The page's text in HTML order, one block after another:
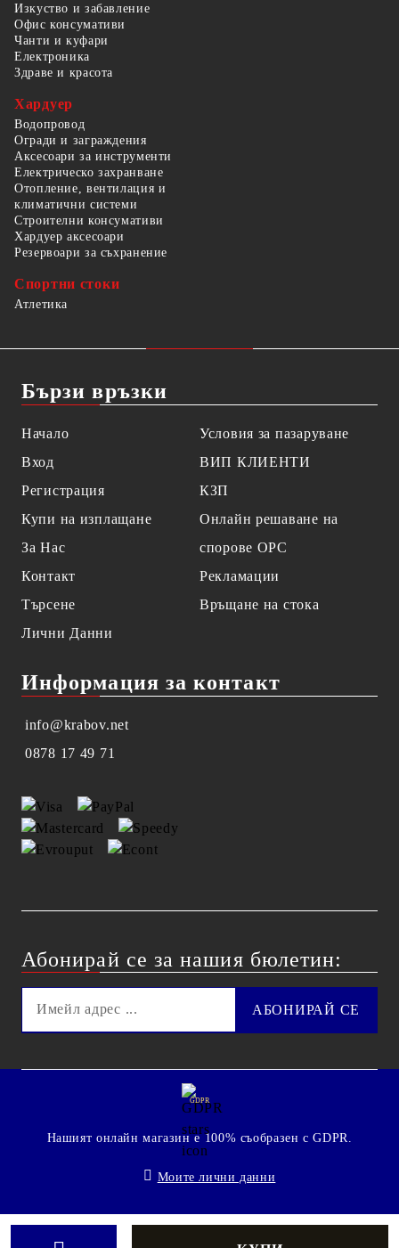
Изкуство и забавление
Офис консумативи
Чанти и куфари
Електроника
Здраве и красота
Хардуер
Водопровод
Огради и заграждения
Аксесоари за инструменти
Електрическо захранване
Отопление, вентилация и
климатични системи
Строителни консумативи
Хардуер аксесоари
Резервоари за съхранение
Спортни стоки
Атлетика
Бързи връзки
Начало
Вход
Регистрация
Купи на изплащане
За Нас
Контакт
Търсене
Лични Данни
Условия за пазаруване
ВИП КЛИЕНТИ
КЗП
Онлайн решаване на
спорове OPC
Рекламации
Връщане на стока
Информация за контакт
info@krabov.net
0878 17 49 71
Абонирай се за нашия бюлетин:
GDPR
Нашият онлайн магазин е 100% съобразен с GDPR.
Моите лични данни